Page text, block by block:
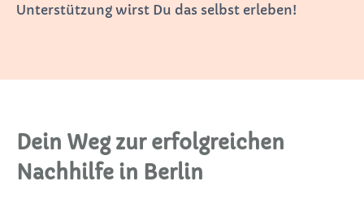
Unterstützung wirst Du das selbst erleben!
Dein Weg zur erfolgreichen
Nachhilfe in Berlin